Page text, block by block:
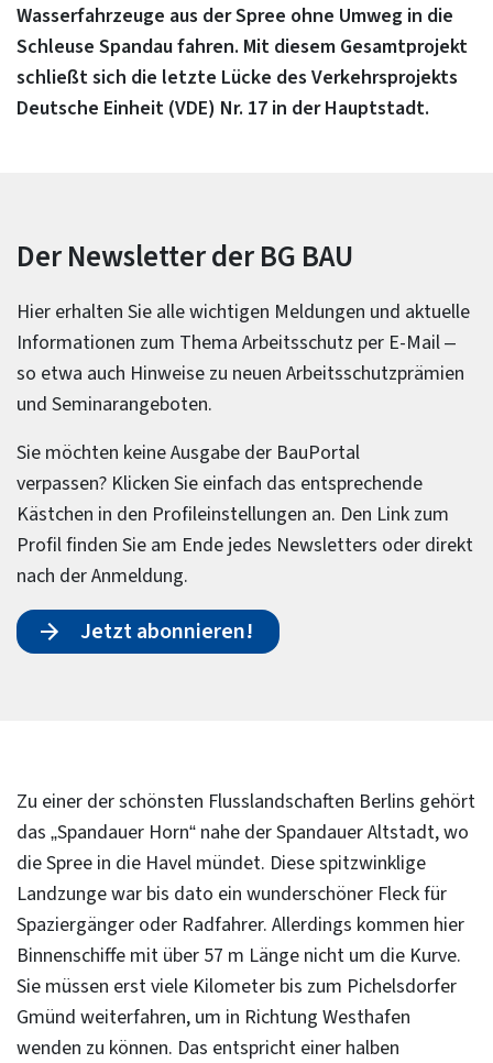
Wasserfahrzeuge aus der Spree ohne Umweg in die
Schleuse Spandau fahren. Mit diesem Gesamtprojekt
schließt sich die letzte Lücke des Verkehrsprojekts
Deutsche Einheit (VDE) Nr. 17 in der Hauptstadt.
Der Newsletter der BG BAU
Hier erhalten Sie alle wichtigen Meldungen und aktuelle
Informationen zum Thema Arbeitsschutz per E-Mail –
so etwa auch Hinweise zu neuen Arbeitsschutzprämien
und Seminarangeboten.
Sie möchten keine Ausgabe der BauPortal
verpassen? Klicken Sie einfach das entsprechende
Kästchen in den Profileinstellungen an. Den Link zum
Profil finden Sie am Ende jedes Newsletters oder direkt
nach der Anmeldung.
Jetzt abonnieren!
Zu einer der schönsten Flusslandschaften Berlins gehört
das „Spandauer Horn“ nahe der Spandauer Altstadt, wo
die Spree in die Havel mündet. Diese spitzwinklige
Landzunge war bis dato ein wunderschöner Fleck für
Spaziergänger oder Radfahrer. Allerdings kommen hier
Binnenschiffe mit über 57 m Länge nicht um die Kurve.
Sie müssen erst viele Kilometer bis zum Pichelsdorfer
Gmünd weiterfahren, um in Richtung Westhafen
wenden zu können. Das entspricht einer halben